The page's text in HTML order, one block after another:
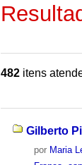
482 itens
Gilberto
por Maria